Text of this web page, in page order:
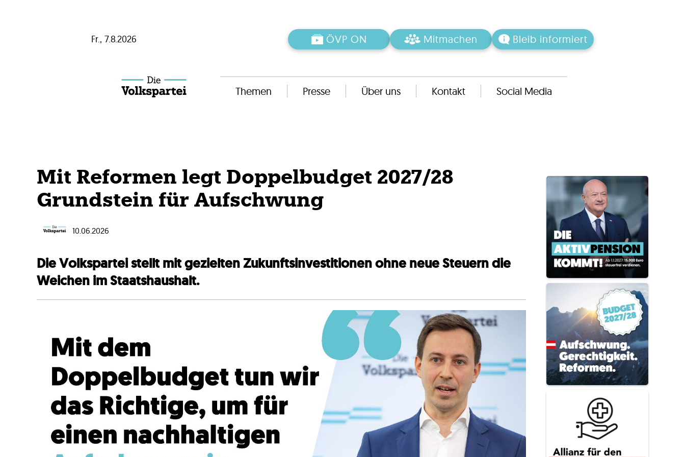
ÖVP ON
Themen
Presse
Über uns
Fr., 7.8.2026 ÖVP ON Mitmachen Bleib informiert
Themen Presse Über uns Kontakt Social Media
Mit Reformen legt Doppelbudget 2027/28
Grundstein für Aufschwung
10.06.2026
Die Volkspartei stellt mit gezielten Zukunftsinvestitionen ohne neue Steuern die
Weichen im Staatshaushalt.